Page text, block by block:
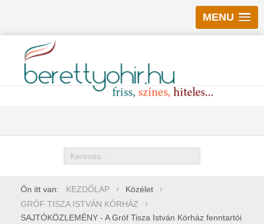
MENU
Keresés
Ön itt van: KEZDŐLAP
Közélet
GRÓF TISZA ISTVÁN KÓRHÁZ
SAJTÓKÖZLEMÉNY - A Gróf Tisza István Kórház fenntartói